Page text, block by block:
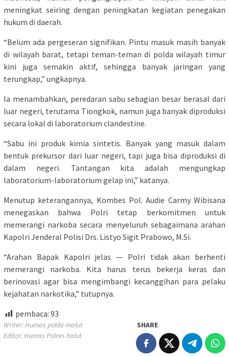
meningkat seiring dengan peningkatan kegiatan penegakan
hukum di daerah.
“Belum ada pergeseran signifikan. Pintu masuk masih banyak
di wilayah barat, tetapi teman-teman di polda wilayah timur
kini juga semakin aktif, sehingga banyak jaringan yang
terungkap,” ungkapnya.
Ia menambahkan, peredaran sabu sebagian besar berasal dari
luar negeri, terutama Tiongkok, namun juga banyak diproduksi
secara lokal di laboratorium clandestine.
“Sabu ini produk kimia sintetis. Banyak yang masuk dalam
bentuk prekursor dari luar negeri, tapi juga bisa diproduksi di
dalam negeri. Tantangan kita adalah mengungkap
laboratorium-laboratorium gelap ini,” katanya.
Menutup keterangannya, Kombes Pol. Audie Carmy Wibisana
menegaskan bahwa Polri tetap berkomitmen untuk
memerangi narkoba secara menyeluruh sebagaimana arahan
Kapolri Jenderal Polisi Drs. Listyo Sigit Prabowo, M.Si.
“Arahan Bapak Kapolri jelas — Polri tidak akan berhenti
memerangi narkoba. Kita harus terus bekerja keras dan
berinovasi agar bisa mengimbangi kecanggihan para pelaku
kejahatan narkotika,” tutupnya.
pembaca: 93
Writer: Humas polda malut
Editor: Humas Polres halut
SHARE